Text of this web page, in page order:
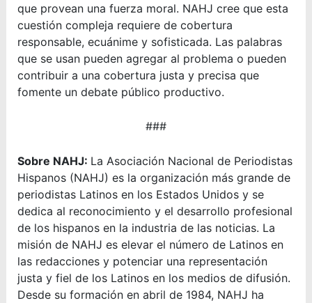
que provean una fuerza moral. NAHJ cree que esta
cuestión compleja requiere de cobertura
responsable, ecuánime y sofisticada. Las palabras
que se usan pueden agregar al problema o pueden
contribuir a una cobertura justa y precisa que
fomente un debate público productivo.
###
Sobre NAHJ: La Asociación Nacional de Periodistas
Hispanos (NAHJ) es la organización más grande de
periodistas Latinos en los Estados Unidos y se
dedica al reconocimiento y el desarrollo profesional
de los hispanos en la industria de las noticias. La
misión de NAHJ es elevar el número de Latinos en
las redacciones y potenciar una representación
justa y fiel de los Latinos en los medios de difusión.
Desde su formación en abril de 1984, NAHJ ha